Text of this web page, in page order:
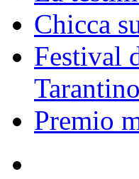
Chicca
Festival
Tarantino
Premio